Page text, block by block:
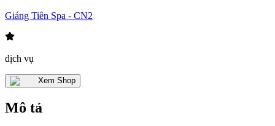
Giáng Tiên Spa - CN2
dịch vụ
Xem Shop
Mô tả